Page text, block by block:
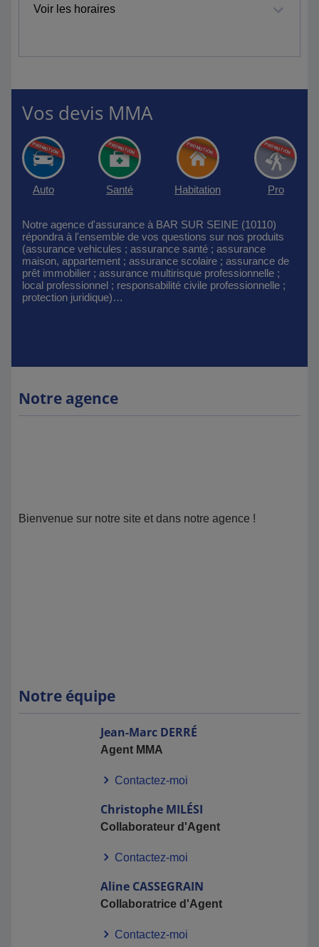
Voir les horaires
Vos devis MMA
Auto Santé Habitation Pro
Notre agence d'assurance à BAR SUR SEINE (10110)
répondra à l'ensemble de vos questions sur nos produits
(assurance vehicules ; assurance santé ; assurance
maison, appartement ; assurance scolaire ; assurance de
prêt immobilier ; assurance multirisque professionnelle ;
local professionnel ; responsabilité civile professionnelle ;
protection juridique)…
Notre agence
Bienvenue sur notre site et dans notre agence !
Notre équipe
Jean-Marc DERRÉ
Agent MMA
Contactez-moi
Christophe MILÉSI
Collaborateur d'Agent
Contactez-moi
Aline CASSEGRAIN
Collaboratrice d'Agent
Contactez-moi